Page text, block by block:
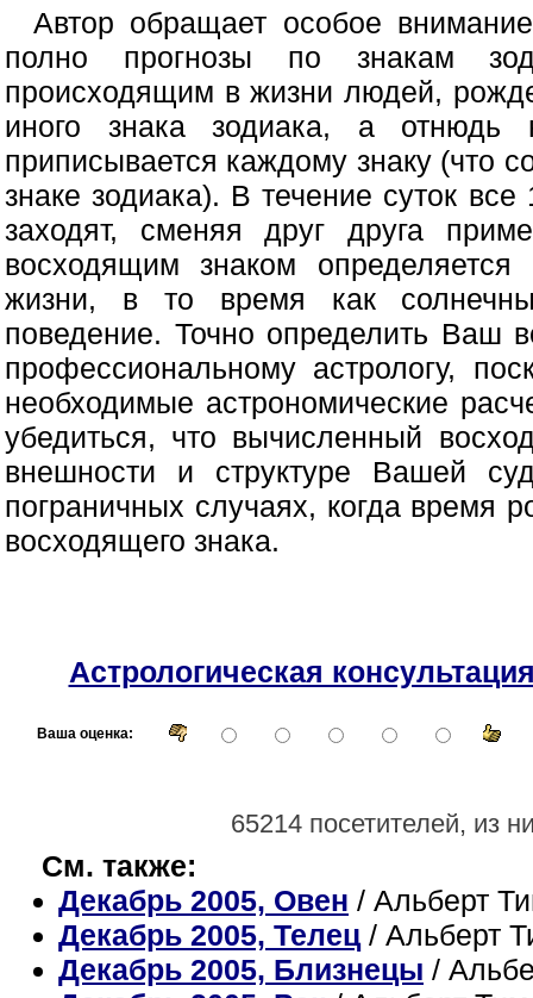
Автор обращает особое
полно прогнозы по знакам
происходящим в жизни людей,
иного знака зодиака, а
приписывается каждому знаку (что
знаке зодиака). В течение суток
заходят, сменяя друг друга
восходящим знаком
жизни, в то время как
поведение. Точно определить Ваш
профессиональному астрологу,
необходимые астрономические
убедиться, что вычисленный
внешности и структуре Вашей
пограничных случаях, когда время
восходящего знака.
Астрологическая
Ваша оценка:
65214 посетителей, из
См. также:
Декабрь 2005, Овен / Альберт
Декабрь 2005, Телец/ Альберт
Декабрь 2005, Близнецы /